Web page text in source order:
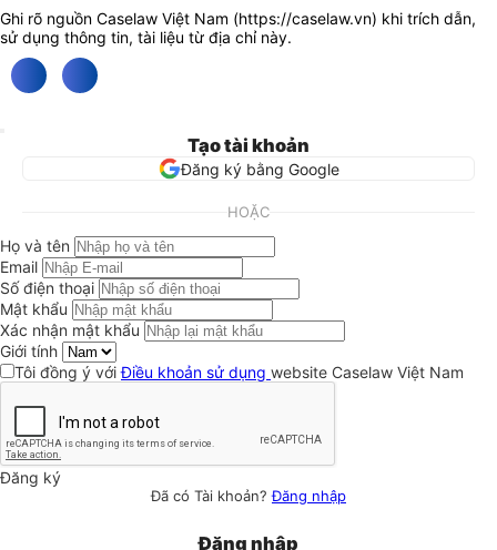
Ghi rõ nguồn Caselaw Việt Nam (https://caselaw.vn) khi trích dẫn,
sử dụng thông tin, tài liệu từ địa chỉ này.
Tạo tài khoản
Đăng ký bằng Google
HOẶC
Họ và tên
Email
Số điện thoại
Mật khẩu
Xác nhận mật khẩu
Giới tính
Tôi đồng ý vớiĐiều khoản sử dụng website Caselaw Việt Nam
Đăng ký
Đã có Tài khoản?Đăng nhập
Đăng nhập